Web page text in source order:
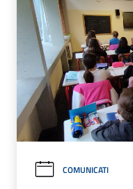
COMUNICATI